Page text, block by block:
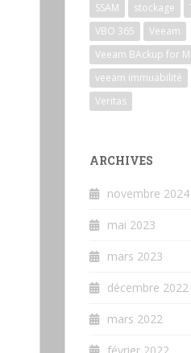
SSAM
stockage
VBO 365
Veeam
Veeam BAckup for
veeam immuabilité
Veritas
ARCHIVES
novembre 2024
mai 2023
mars 2023
décembre 2022
mars 2022